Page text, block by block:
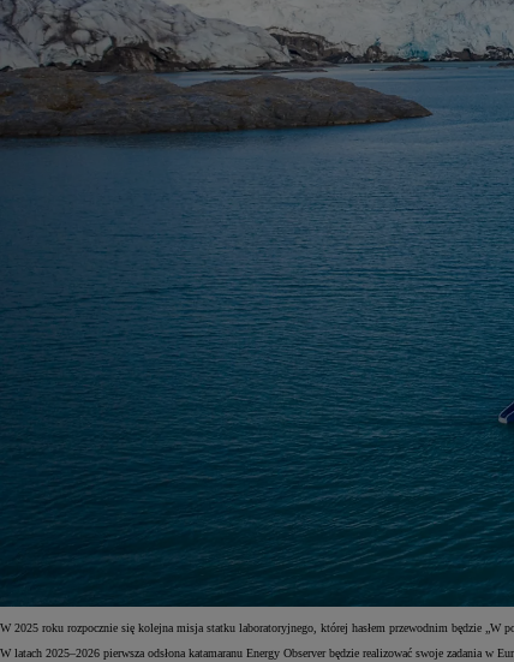
W 2025 roku rozpocznie się kolejna misja statku laboratoryjnego, której hasłem przewodnim będzie „W
W latach 2025–2026 pierwsza odsłona katamaranu Energy Observer będzie realizować swoje zadania w